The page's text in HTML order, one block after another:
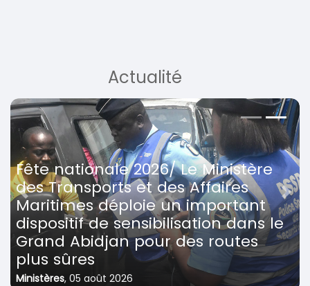
Actualité
Fête nationale 2026/ Le Ministère
des Transports et des Affaires
Maritimes déploie un important
dispositif de sensibilisation dans le
Grand Abidjan pour des routes
plus sûres
Ministères, 05 août 2026
Previous Next